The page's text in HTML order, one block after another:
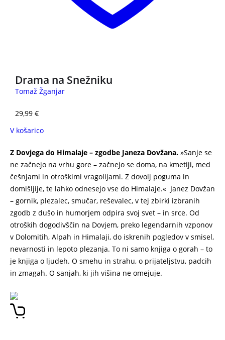
Drama na Snežniku
Tomaž Žganjar
29,99 €
V košarico
Z Dovjega do Himalaje – zgodbe Janeza Dovžana. »Sanje se
ne začnejo na vrhu gore – začnejo se doma, na kmetiji, med
češnjami in otroškimi vragolijami. Z dovolj poguma in
domišljije, te lahko odnesejo vse do Himalaje.« Janez Dovžan
– gornik, plezalec, smučar, reševalec, v tej zbirki izbranih
zgodb z dušo in humorjem odpira svoj svet – in srce. Od
otroških dogodivščin na Dovjem, preko legendarnih vzponov
v Dolomitih, Alpah in Himalaji, do iskrenih pogledov v smisel,
nevarnosti in lepoto plezanja. To ni samo knjiga o gorah – to
je knjiga o ljudeh. O smehu in strahu, o prijateljstvu, padcih
in zmagah. O sanjah, ki jih višina ne omejuje.